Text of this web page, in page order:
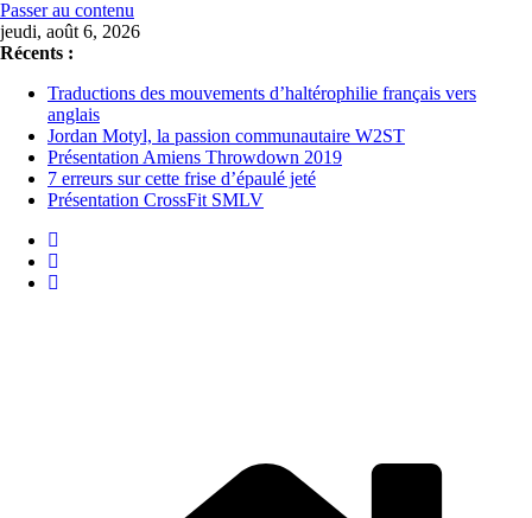
Passer au contenu
jeudi, août 6, 2026
Récents :
Traductions des mouvements d’haltérophilie français vers
anglais
Jordan Motyl, la passion communautaire W2ST
Présentation Amiens Throwdown 2019
7 erreurs sur cette frise d’épaulé jeté
Présentation CrossFit SMLV